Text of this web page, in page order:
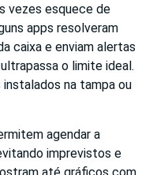
vezes esquece de
apps resolveram
caixa e enviam alertas
o limite ideal.
na tampa ou
agendar a
imprevistos e
até gráficos com